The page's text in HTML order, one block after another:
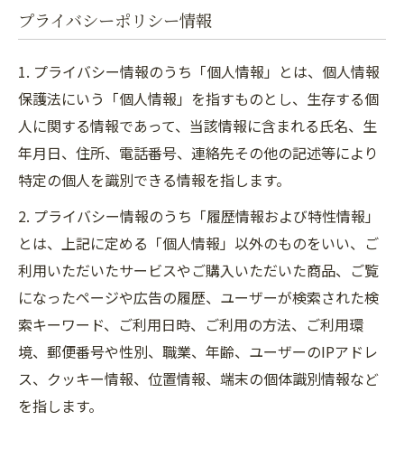
プライバシーポリシー情報
1. プライバシー情報のうち「個人情報」とは、個人情報
保護法にいう「個人情報」を指すものとし、生存する個
人に関する情報であって、当該情報に含まれる氏名、生
年月日、住所、電話番号、連絡先その他の記述等により
特定の個人を識別できる情報を指します。
2. プライバシー情報のうち「履歴情報および特性情報」
とは、上記に定める「個人情報」以外のものをいい、ご
利用いただいたサービスやご購入いただいた商品、ご覧
になったページや広告の履歴、ユーザーが検索された検
索キーワード、ご利用日時、ご利用の方法、ご利用環
境、郵便番号や性別、職業、年齢、ユーザーのIPアドレ
ス、クッキー情報、位置情報、端末の個体識別情報など
を指します。